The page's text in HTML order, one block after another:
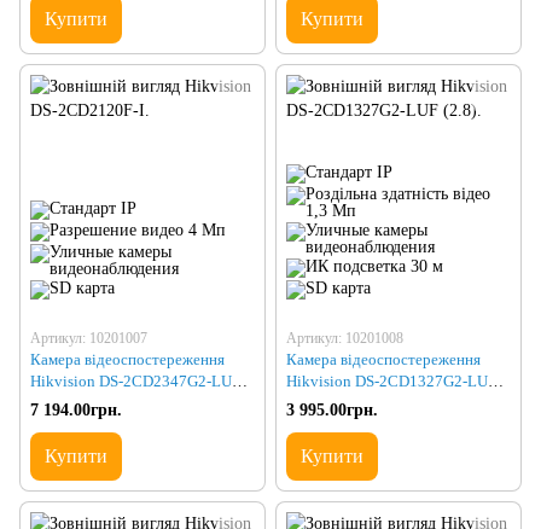
Купити Купити
Артикул: 10201007
Камера відеоспостереження
Hikvision DS-2CD2347G2-LU
(2.8) (C) black
7 194.00грн.
Купити
Артикул: 10201008
Камера відеоспостереження
Hikvision DS-2CD1327G2-LUF
(2.8)
3 995.00грн.
Купити